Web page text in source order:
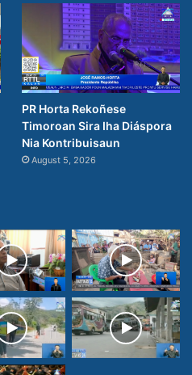
PR Horta Rekoñese
Timoroan Sira Iha Diáspora
Nia Kontribuisaun
August 5, 2026